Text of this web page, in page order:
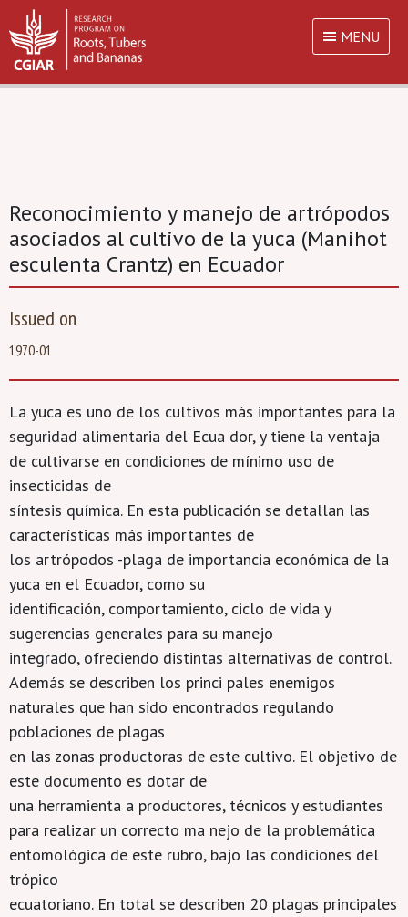
MENU
Reconocimiento y manejo de artrópodos
asociados al cultivo de la yuca (Manihot
esculenta Crantz) en Ecuador
Issued on
1970-01
La yuca es uno de los cultivos más importantes para la
seguridad alimentaria del Ecua dor, y tiene la ventaja
de cultivarse en condiciones de mínimo uso de
insecticidas de
síntesis química. En esta publicación se detallan las
características más importantes de
los artrópodos -plaga de importancia económica de la
yuca en el Ecuador, como su
identificación, comportamiento, ciclo de vida y
sugerencias generales para su manejo
integrado, ofreciendo distintas alternativas de control.
Además se describen los princi pales enemigos
naturales que han sido encontrados regulando
poblaciones de plagas
en las zonas productoras de este cultivo. El objetivo de
este documento es dotar de
una herramienta a productores, técnicos y estudiantes
para realizar un correcto ma nejo de la problemática
entomológica de este rubro, bajo las condiciones del
trópico
ecuatoriano. En total se describen 20 plagas principales